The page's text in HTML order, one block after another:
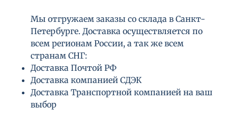
Мы отгружаем заказы со склада в Санкт-
Петербурге. Доставка осуществляется по
всем регионам России, а так же всем
странам СНГ:
Доставка Почтой РФ
Доставка компанией СДЭК
Доставка Транспортной компанией на ваш
выбор